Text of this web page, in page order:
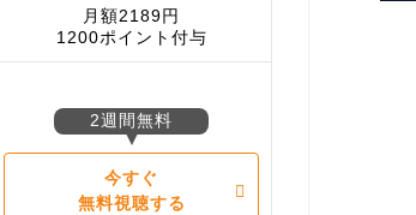
月額2189円
1200ポイント付与
2週間無料
今すぐ
無料視聴する